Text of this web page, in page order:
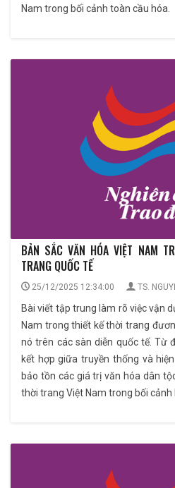
Nam trong bối cảnh toàn cầu hóa.
BẢN SẮC VĂN HÓA VIỆT NAM
TRANG QUỐC TẾ
25/12/2025 12:34:00 TS.
Bài viết tập trung làm rõ việc vận
Nam trong thiết kế thời trang
nó trên các sàn diễn quốc tế. Từ
kết hợp giữa truyền thống và
bảo tồn các giá trị văn hóa dân
thời trang Việt Nam trong bối cảnh